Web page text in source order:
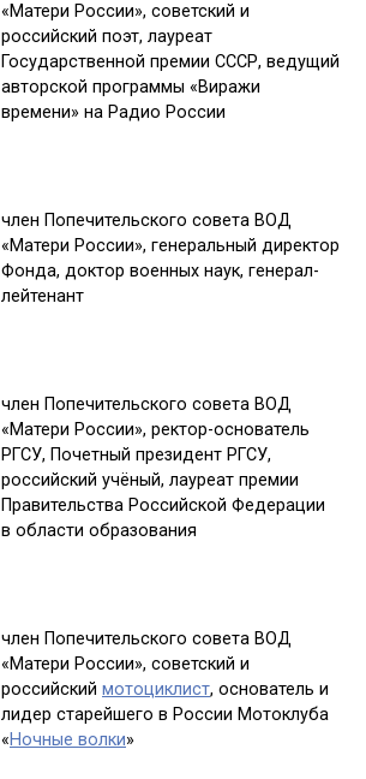
«Матери России», советский и
российский поэт, лауреат
Государственной премии СССР, ведущий
авторской программы «Виражи
времени» на Радио России
член Попечительского совета ВОД
«Матери России», генеральный директор
Фонда, доктор военных наук, генерал-
лейтенант
член Попечительского совета ВОД
«Матери России», ректор-основатель
РГСУ, Почетный президент РГСУ,
российский учёный, лауреат премии
Правительства Российской Федерации
в области образования
член Попечительского совета ВОД
«Матери России», советский и
российский мотоциклист, основатель и
лидер старейшего в России Мотоклуба
«Ночные волки»